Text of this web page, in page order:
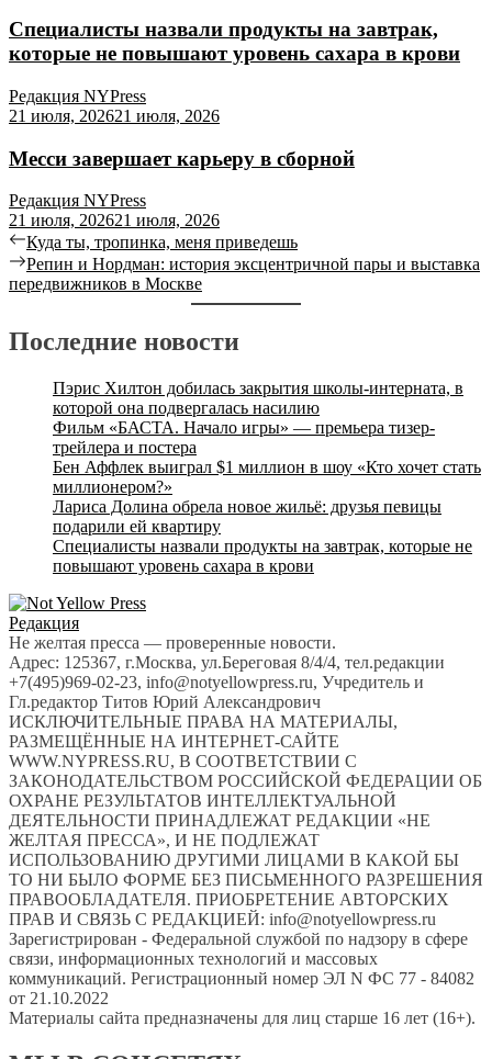
Специалисты назвали продукты на завтрак,
которые не повышают уровень сахара в крови
Редакция NYPress
21 июля, 202621 июля, 2026
Месси завершает карьеру в сборной
Редакция NYPress
21 июля, 202621 июля, 2026
Навигация
по
Previous
post:
Куда ты, тропинка, меня приведешь
Next
post:
Репин и Нордман: история эксцентричной пары и выставка
передвижников в Москве
Последние новости
Пэрис Хилтон добилась закрытия школы-интерната, в
которой она подвергалась насилию
Фильм «БАСТА. Начало игры» — премьера тизер-
трейлера и постера
Бен Аффлек выиграл $1 миллион в шоу «Кто хочет стать
миллионером?»
Лариса Долина обрела новое жильё: друзья певицы
подарили ей квартиру
Специалисты назвали продукты на завтрак, которые не
повышают уровень сахара в крови
Редакция
Не желтая пресса — проверенные новости.
Адрес: 125367, г.Москва, ул.Береговая 8/4/4, тел.редакции
+7(495)969-02-23, info@notyellowpress.ru, Учредитель и
Гл.редактор Титов Юрий Александрович
ИСКЛЮЧИТЕЛЬНЫЕ ПРАВА НА МАТЕРИАЛЫ,
РАЗМЕЩЁННЫЕ НА ИНТЕРНЕТ-САЙТЕ
WWW.NYPRESS.RU, В СООТВЕТСТВИИ С
ЗАКОНОДАТЕЛЬСТВОМ РОССИЙСКОЙ ФЕДЕРАЦИИ ОБ
ОХРАНЕ РЕЗУЛЬТАТОВ ИНТЕЛЛЕКТУАЛЬНОЙ
ДЕЯТЕЛЬНОСТИ ПРИНАДЛЕЖАТ РЕДАКЦИИ «НЕ
ЖЕЛТАЯ ПРЕССА», И НЕ ПОДЛЕЖАТ
ИСПОЛЬЗОВАНИЮ ДРУГИМИ ЛИЦАМИ В КАКОЙ БЫ
ТО НИ БЫЛО ФОРМЕ БЕЗ ПИСЬМЕННОГО РАЗРЕШЕНИЯ
ПРАВООБЛАДАТЕЛЯ. ПРИОБРЕТЕНИЕ АВТОРСКИХ
ПРАВ И СВЯЗЬ С РЕДАКЦИЕЙ: info@notyellowpress.ru
Зарегистрирован - Федеральной службой по надзору в сфере
связи, информационных технологий и массовых
коммуникаций. Регистрационный номер ЭЛ N ФС 77 - 84082
от 21.10.2022
Материалы сайта предназначены для лиц старше 16 лет (16+).